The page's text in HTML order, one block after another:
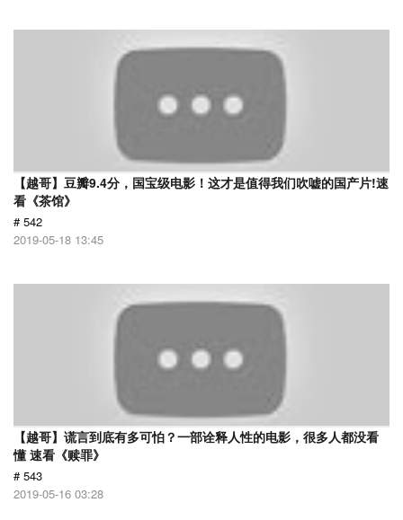
【越哥】豆瓣9.4分，国宝级电影！这才是值得我们吹嘘的国产片!速
看《茶馆》
# 542
2019-05-18 13:45
【越哥】谎言到底有多可怕？一部诠释人性的电影，很多人都没看
懂 速看《赎罪》
# 543
2019-05-16 03:28